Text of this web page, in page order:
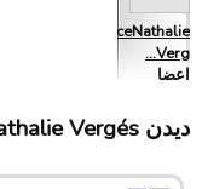
PatriceNathalie
Verg…
اعضا
دیدن PatriceNathalie Vergésدر بازی های سابلینت